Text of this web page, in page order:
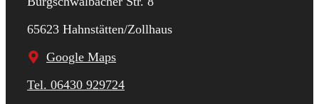
65623 Hahnstätten/Zollhaus
Google Maps
Tel. 06430 929724